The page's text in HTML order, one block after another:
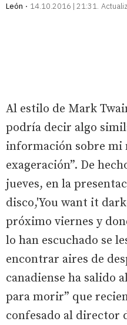
León
14.10.2016 | 21:31
Al estilo de Mark
podría decir algo
información sobre mi
exageración”. De
jueves, en la
disco,'You want it
próximo viernes y
lo han escuchado se
encontrar aires de
canadiense ha salido
para morir” que
confesado al director